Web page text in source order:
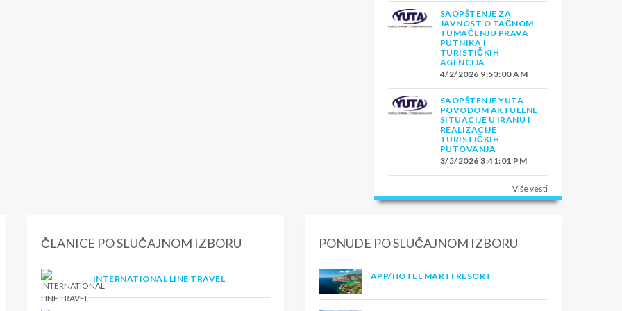
SAOPŠTENJE ZA
JAVNOST O TAČNOM
TUMAČENJU PRAVA
PUTNIKA I
TURISTIČKIH
AGENCIJA
4/2/2026 9:53:00 AM
SAOPŠTENJE YUTA
POVODOM AKTUELNE
SITUACIJE U IRANU I
REALIZACIJE
TURISTIČKIH
PUTOVANJA
3/5/2026 3:41:01 PM
Više vesti
ČLANICE PO SLUČAJNOM IZBORU
INTERNATIONAL LINE TRAVEL
PONUDE PO SLUČAJNOM IZBORU
APP/HOTEL MARTI RESORT